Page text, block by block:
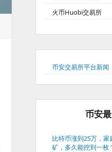
火币Huobi交易所
币安交易所平台新闻
币安
比特币涨到25万，
矿，多久能挖到一枚